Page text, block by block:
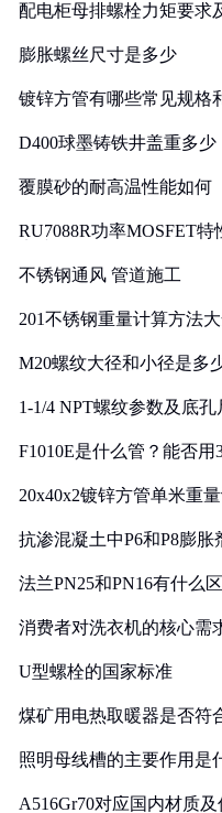
配电柜母排螺栓力矩要求
膨胀螺丝尺寸是多少
镀锌方管有哪些常见规格
D400球墨铸铁井盖重多少
覆膜砂的耐高温性能如何
RU7088R功率MOSFET
不锈钢通风 管道施工
201不锈钢重量计算方法
M20螺纹大径和小径是多
1-1/4 NPT螺纹参数及底
F1010E是什么管？能否用
20x40x2镀锌方管单米重
抗渗混凝土中P6和P8膨胀
法兰PN25和PN16有什么
消费者对洗衣机的核心需
U型螺栓的国家标准
煤矿用电热取暖器是否符
照明母线槽的主要作用是
A516Gr70对应国内材质